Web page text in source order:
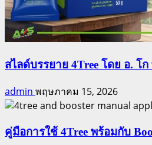
สไลด์บรรยาย 4Tree โดย อ. โก
admin พฤษภาคม 15, 2026
คู่มือการใช้ 4Tree พร้อมกับ